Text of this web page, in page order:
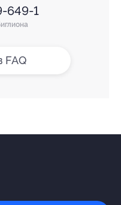
649-1
FAQ